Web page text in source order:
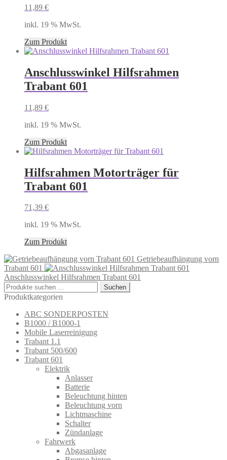
11,89 €
inkl. 19 % MwSt.
Zum Produkt
Anschlusswinkel Hilfsrahmen
Trabant 601
11,89 €
inkl. 19 % MwSt.
Zum Produkt
Hilfsrahmen Motorträger für
Trabant 601
71,39 €
inkl. 19 % MwSt.
Zum Produkt
Getriebeaufhängung vorn
Trabant 601
Anschlusswinkel Hilfsrahmen Trabant 601
Suchen
nach:
Suchen
Produktkategorien
ABC SONDERPOSTEN
B1000 / B1000-1
Mobile Laserreinigung
Trabant 1.1
Trabant 500/600
Trabant 601
Elektrik
Anlasser
Batterie
Beleuchtung hinten
Beleuchtung vorn
Lichtmaschine
Schalter
Zündanlage
Fahrwerk
Abgasanlage